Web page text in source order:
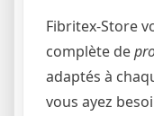
Fibritex-Store
complète de
adaptés à
vous ayez